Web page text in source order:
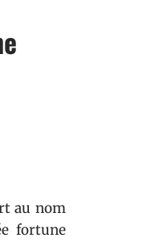
au nom
fortune